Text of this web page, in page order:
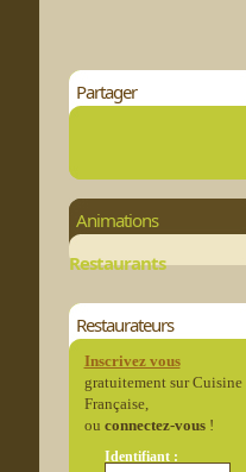
Partager
Animations
Restaurants
Restaurateurs
Inscrivez vous
gratuitement sur Cuisine
Française,
ou connectez-vous!
Identifiant :